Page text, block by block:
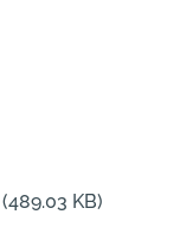
(489.03 KB)